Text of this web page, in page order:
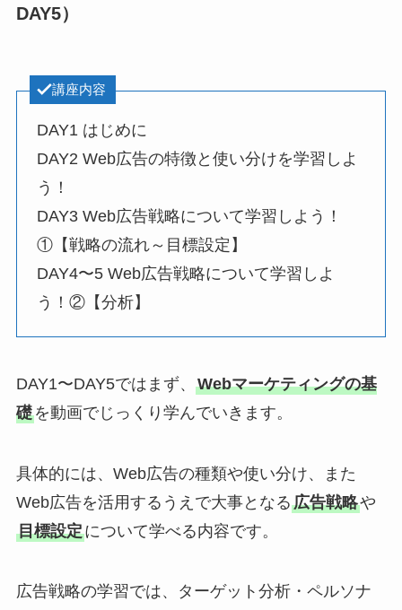
DAY5）
講座内容
DAY1 はじめに
DAY2 Web広告の特徴と使い分けを学習しよ
う！
DAY3 Web広告戦略について学習しよう！
①【戦略の流れ～目標設定】
DAY4〜5 Web広告戦略について学習しよ
う！②【分析】
DAY1〜DAY5ではまず、 Webマーケティングの基
礎を動画でじっくり学んでいきます。
具体的には、Web広告の種類や使い分け、また
Web広告を活用するうえで大事となる広告戦略や
目標設定について学べる内容です。
広告戦略の学習では、ターゲット分析・ペルソナ